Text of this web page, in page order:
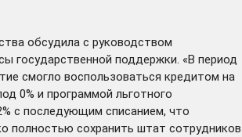
обсудила с руководством
государственной поддержки. «В период
смогло воспользоваться кредитом на
0% и программой льготного
с последующим списанием, что
полностью сохранить штат сотрудников